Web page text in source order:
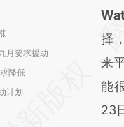
月要求援助
降低
计划
成
新
对
择
来
能
23